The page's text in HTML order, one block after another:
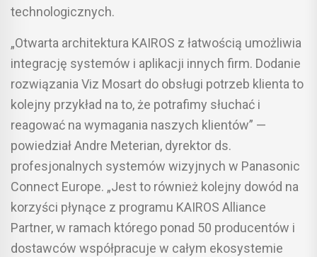
technologicznych.
„Otwarta architektura KAIROS z łatwością umożliwia
integrację systemów i aplikacji innych firm. Dodanie
rozwiązania Viz Mosart do obsługi potrzeb klienta to
kolejny przykład na to, że potrafimy słuchać i
reagować na wymagania naszych klientów” —
powiedział Andre Meterian, dyrektor ds.
profesjonalnych systemów wizyjnych w Panasonic
Connect Europe. „Jest to również kolejny dowód na
korzyści płynące z programu KAIROS Alliance
Partner, w ramach którego ponad 50 producentów i
dostawców współpracuje w całym ekosystemie